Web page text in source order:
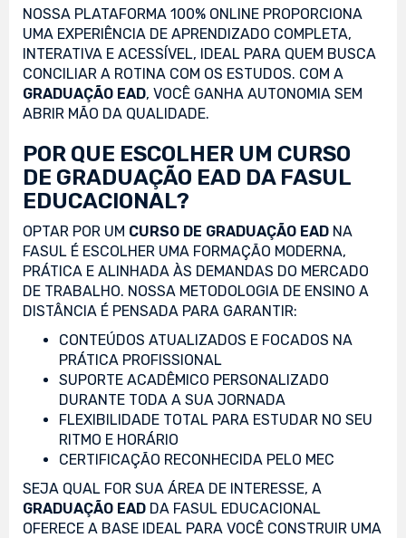
NOSSA PLATAFORMA 100% ONLINE PROPORCIONA
UMA EXPERIÊNCIA DE APRENDIZADO COMPLETA,
INTERATIVA E ACESSÍVEL, IDEAL PARA QUEM BUSCA
CONCILIAR A ROTINA COM OS ESTUDOS. COM A
GRADUAÇÃO EAD, VOCÊ GANHA AUTONOMIA SEM
ABRIR MÃO DA QUALIDADE.
POR QUE ESCOLHER UM CURSO
DE GRADUAÇÃO EAD DA FASUL
EDUCACIONAL?
OPTAR POR UM CURSO DE GRADUAÇÃO EAD NA
FASUL É ESCOLHER UMA FORMAÇÃO MODERNA,
PRÁTICA E ALINHADA ÀS DEMANDAS DO MERCADO
DE TRABALHO. NOSSA METODOLOGIA DE ENSINO A
DISTÂNCIA É PENSADA PARA GARANTIR:
CONTEÚDOS ATUALIZADOS E FOCADOS NA
PRÁTICA PROFISSIONAL
SUPORTE ACADÊMICO PERSONALIZADO
DURANTE TODA A SUA JORNADA
FLEXIBILIDADE TOTAL PARA ESTUDAR NO SEU
RITMO E HORÁRIO
CERTIFICAÇÃO RECONHECIDA PELO MEC
SEJA QUAL FOR SUA ÁREA DE INTERESSE, A
GRADUAÇÃO EAD DA FASUL EDUCACIONAL
OFERECE A BASE IDEAL PARA VOCÊ CONSTRUIR UMA